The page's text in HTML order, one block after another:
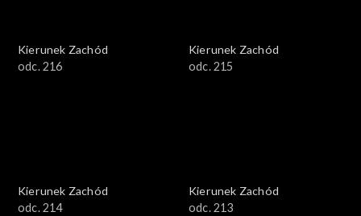
Kierunek Zachód
odc. 216
Kierunek Zachód
odc. 215
Kierunek Zachód
odc. 214
Kierunek Zachód
odc. 213